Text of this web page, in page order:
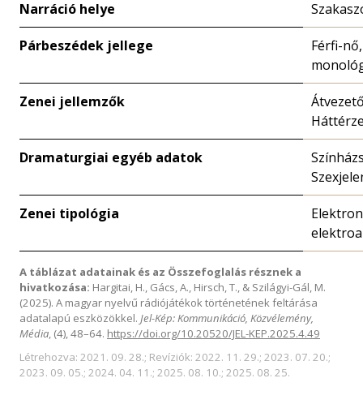
Narráció helye
Párbeszédek jellege
Férfi-
Zenei jellemzők
Dramaturgiai egyéb adatok
Zenei tipológia
A táblázat adatainak és az Összefoglalás résznek a
hivatkozása: Hargitai, H., Gács, A., Hirsch, T., & Szilágyi-Gál, M.
(2025). A magyar nyelvű rádiójátékok történetének feltárása
adatalapú eszközökkel. Jel-Kép: Kommunikáció, Közvélemény,
Média, (4), 48–64. https://doi.org/10.20520/JEL-KEP.2025.4.49
Létrehozva: 2021. 09. 28.; Revíziók: 2022. 11. 29.; 2023. 07. 20.;
2023. 09. 05.; 2024. 04. 11.; 2025. 08. 10.; 2025. 08. 25.